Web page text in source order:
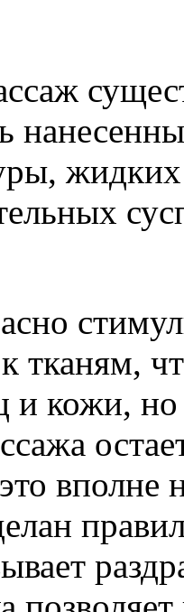
тканям,
кожи, но
вполне